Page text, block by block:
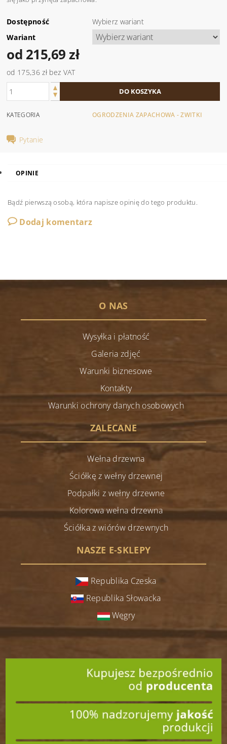
Dostępność
Wybierz wariant
Wariant
od 215,69 zł
od 175,36 zł bez VAT
KATEGORIA OGRODZENIA ZAPACHOWA - ZWITKI
Pytanie
OPINIE
Bądź pierwszą osobą, która napisze opinię do tego produktu.
Dodaj komentarz
O NAS
Wysyłka i płatność
Galeria zdjęć
Warunki biznesowe
Kontakty
Warunki ochrony danych osobowych
ZALECANE
Wełna drzewna
Ściółkę z wełny drzewnej
Podpałki z wełny drzewne
Kolorowa wełna drzewna
Ściółka z wiórów drzewnych
NASZE E-SKLEPY
Republika Czeska
Republika Słowacka
Węgry